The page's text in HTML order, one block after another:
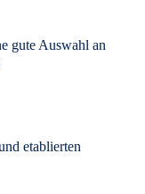
gute Auswahl an
etablierten